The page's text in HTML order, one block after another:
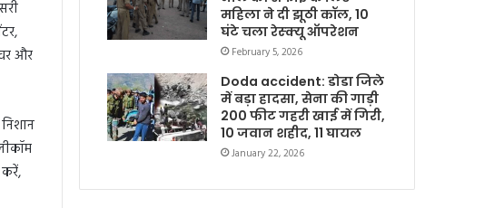
और
महिला ने दी झूठी कॉल, 10
घंटे चला रेस्क्यू ऑपरेशन
February 5, 2026
Doda accident: डोडा जिले
में बड़ा हादसा, सेना की गाड़ी
200 फीट गहरी खाई में गिरी,
10 जवान शहीद, 11 घायल
January 22, 2026